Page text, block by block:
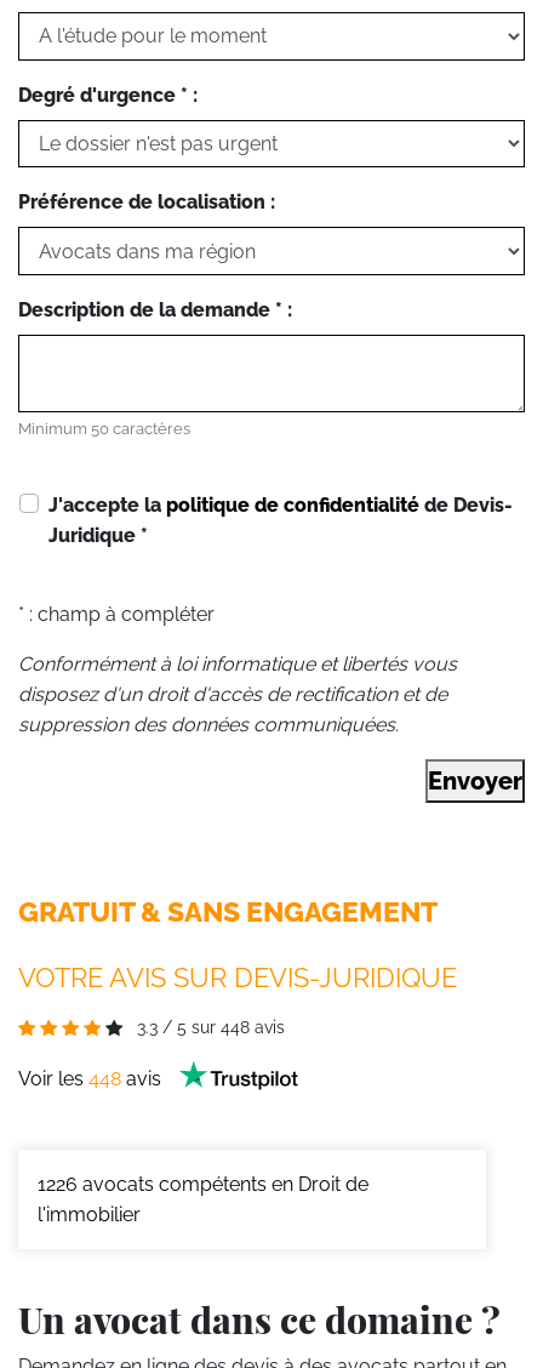
Degré d'urgence * :
Préférence de localisation :
Description de la demande * :
Minimum 50 caractères
J'accepte la politique de confidentialité de Devis-
Juridique *
* : champ à compléter
Conformément à loi informatique et libertés vous
disposez d'un droit d'accès de rectification et de
suppression des données communiquées.
Envoyer
GRATUIT & SANS ENGAGEMENT
VOTRE AVIS SUR DEVIS-JURIDIQUE
3.3 / 5 sur 448 avis
Voir les 448 avis
1226 avocats compétents en Droit de
l'immobilier
Un avocat dans ce domaine ?